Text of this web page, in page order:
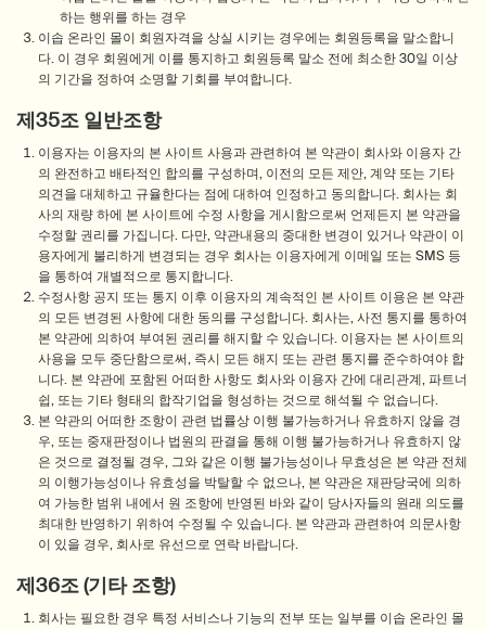
하는 행위를 하는 경우
이솝 온라인 몰이 회원자격을 상실 시키는 경우에는 회원등록을 말소합니
다. 이 경우 회원에게 이를 통지하고 회원등록 말소 전에 최소한 30일 이상
의 기간을 정하여 소명할 기회를 부여합니다.
제35조 일반조항
이용자는 이용자의 본 사이트 사용과 관련하여 본 약관이 회사와 이용자 간
의 완전하고 배타적인 합의를 구성하며, 이전의 모든 제안, 계약 또는 기타
의견을 대체하고 규율한다는 점에 대하여 인정하고 동의합니다. 회사는 회
사의 재량 하에 본 사이트에 수정 사항을 게시함으로써 언제든지 본 약관을
수정할 권리를 가집니다. 다만, 약관내용의 중대한 변경이 있거나 약관이 이
용자에게 불리하게 변경되는 경우 회사는 이용자에게 이메일 또는 SMS 등
을 통하여 개별적으로 통지합니다.
수정사항 공지 또는 통지 이후 이용자의 계속적인 본 사이트 이용은 본 약관
의 모든 변경된 사항에 대한 동의를 구성합니다. 회사는, 사전 통지를 통하여
본 약관에 의하여 부여된 권리를 해지할 수 있습니다. 이용자는 본 사이트의
사용을 모두 중단함으로써, 즉시 모든 해지 또는 관련 통지를 준수하여야 합
니다. 본 약관에 포함된 어떠한 사항도 회사와 이용자 간에 대리관계, 파트너
쉽, 또는 기타 형태의 합작기업을 형성하는 것으로 해석될 수 없습니다.
본 약관의 어떠한 조항이 관련 법률상 이행 불가능하거나 유효하지 않을 경
우, 또는 중재판정이나 법원의 판결을 통해 이행 불가능하거나 유효하지 않
은 것으로 결정될 경우, 그와 같은 이행 불가능성이나 무효성은 본 약관 전체
의 이행가능성이나 유효성을 박탈할 수 없으나, 본 약관은 재판당국에 의하
여 가능한 범위 내에서 원 조항에 반영된 바와 같이 당사자들의 원래 의도를
최대한 반영하기 위하여 수정될 수 있습니다. 본 약관과 관련하여 의문사항
이 있을 경우, 회사로 유선으로 연락 바랍니다.
제36조 (기타 조항)
회사는 필요한 경우 특정 서비스나 기능의 전부 또는 일부를 이솝 온라인 몰